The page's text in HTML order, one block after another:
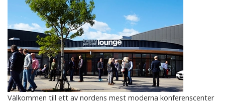
Välkommen till ett av nordens mest moderna konferenscenter